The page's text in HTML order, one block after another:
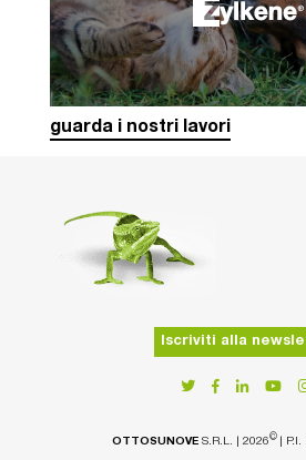
guarda i nostri lavori
Iscriviti alla
OTTOSUNOVES.R.L. 2026© P.I.